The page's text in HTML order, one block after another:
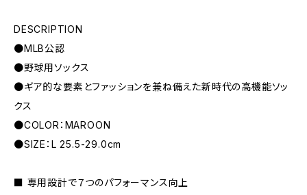
DESCRIPTION
●MLB公認
●野球用ソックス
●ギア的な要素とファッションを兼ね備えた新時代の高機能ソッ
クス
●COLOR：MAROON
●SIZE：L 25.5-29.0cm
■ 専用設計で７つのパフォーマンス向上